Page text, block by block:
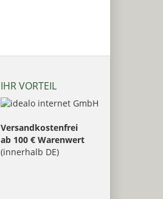
IHR VORTEIL
Versandkostenfrei
ab 100 € Warenwert
(innerhalb DE)